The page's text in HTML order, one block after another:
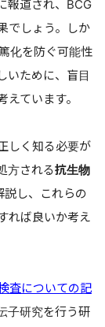
報道され、BCG
しょう。
しか
化を防ぐ可能性
いために、盲目
ています。
しく知る必要が
方される抗生物
説し、これらの
れば良いか考え
査についての記
子研究を行う研